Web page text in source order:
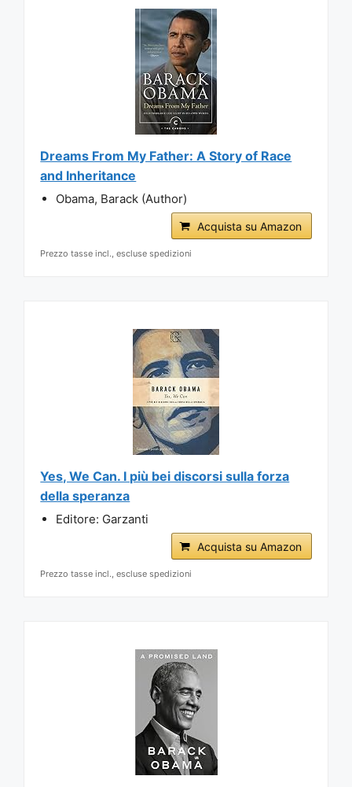
Dreams From My Father: A Story of Race
and Inheritance
Obama, Barack (Author)
Acquista su Amazon
Prezzo tasse incl., escluse spedizioni
Yes, We Can. I più bei discorsi sulla forza
della speranza
Editore: Garzanti
Acquista su Amazon
Prezzo tasse incl., escluse spedizioni